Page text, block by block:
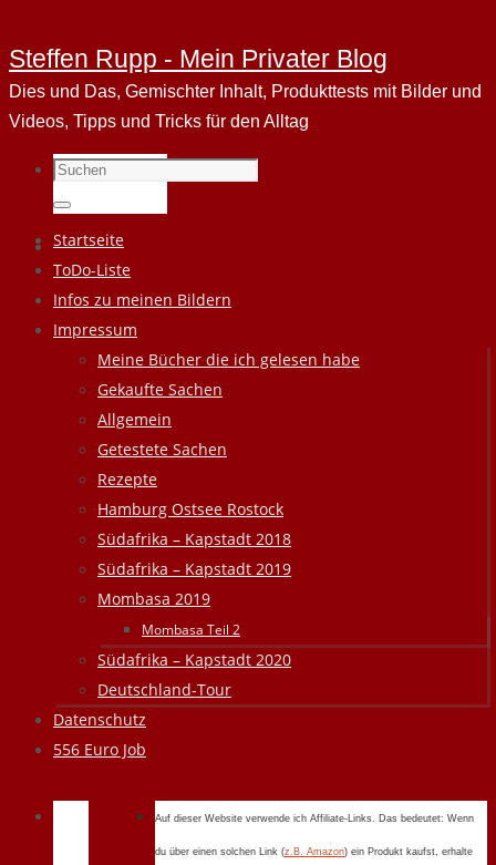
Steffen Rupp - Mein Privater Blog
Dies und Das, Gemischter Inhalt, Produkttests mit Bilder und
Videos, Tipps und Tricks für den Alltag
Suchen
nach:
Suchen
Zum
Inhalt
springen
Startseite
ToDo-Liste
Infos zu meinen Bildern
Impressum
Meine Bücher die ich gelesen habe
Gekaufte Sachen
Allgemein
Getestete Sachen
Rezepte
Hamburg Ostsee Rostock
Südafrika – Kapstadt 2018
Südafrika – Kapstadt 2019
Mombasa 2019
Mombasa Teil 2
Südafrika – Kapstadt 2020
Deutschland-Tour
Datenschutz
556 Euro Job
Auf dieser Website verwende ich Affiliate-Links. Das bedeutet: Wenn
du über einen solchen Link (z.B. Amazon) ein Produkt kaufst, erhalte